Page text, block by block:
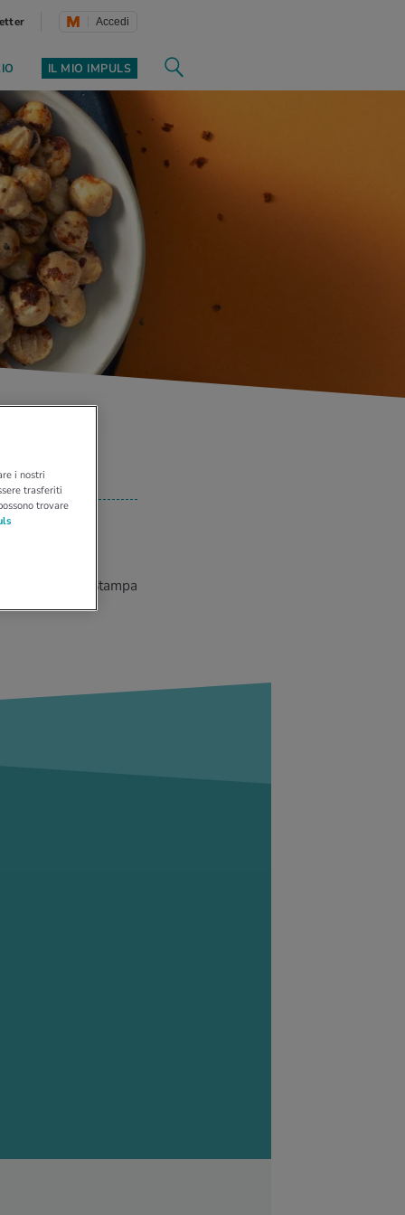
Accedi
IL MIO IMPULS
Stampa
i nostri
trasferiti
trovare